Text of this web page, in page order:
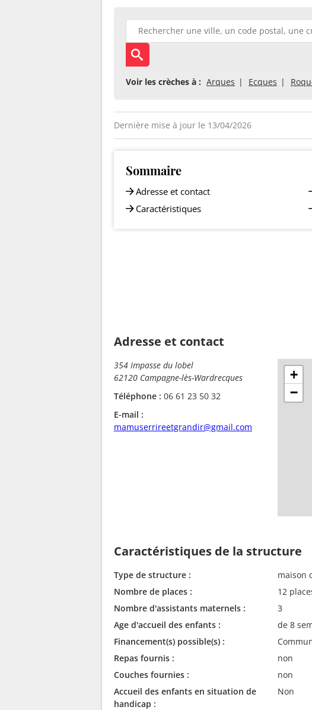
Voir les crèches à : Arques Ecques
Dernière mise à jour le 13/04/2026
Sommaire
Adresse et contact
Caractéristiques
Adresse et contact
354 Impasse du lobel
62120 Campagne-lès-Wardrecques
Téléphone : 06 61 23 50 32
E-mail :
mamuserrireetgrandir@gmail.com
+
−
Caractéristiques de la structure
Type de structure :
maison
Nombre de places :
12
Nombre d'assistants maternels :
3
Age d'accueil des enfants :
de 8
Financement(s) possible(s) :
Repas fournis :
non
Couches fournies :
non
Accueil des enfants en situation de
handicap :
Non